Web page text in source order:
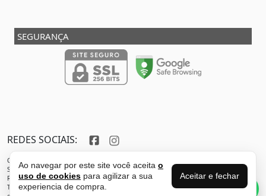
Perguntas sobre
SEGURANÇA
REDES SOCIAIS:
Copyright © 2013 - 2026 - SHOX STORE DO BRASIL - Marca pertencente à VFR SPORTS E
SERVICOS ADMINISTRATIVOS LTDA CNPJ: 32.346.663/0001-59 - Localizada do endereço:
Rua Joaquim Antunes - São Paulo - SP - 05435-030
Todos os direitos reservados. Proibida reprodução total ou parcial deste sítio
Ao navegar por este site você aceita o
uso de cookies para agilizar a sua
experiencia de compra.
Aceitar e fechar